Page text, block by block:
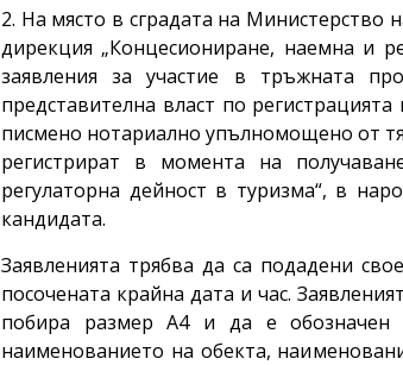
2. На място в сградата на Министерство
дирекция „Концесиониране, наемна и
заявления за участие в тръжната
представителна власт по
писмено нотариално упълномощено от
регистрират в момента на
регулаторна дейност в туризма“, в
кандидата.
Заявленията трябва да са подадени
посочената крайна дата и час.
побира размер А4 и да е обозначен
наименованието на обекта,